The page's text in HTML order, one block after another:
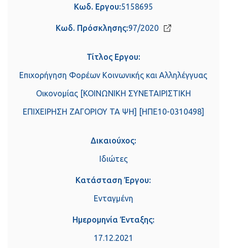
Κωδ. Εργου:5158695
Κωδ. Πρόσκλησης:97/2020
Τίτλος Εργου:
Επιχορήγηση Φορέων Κοινωνικής και Αλληλέγγυας
Οικονομίας [ΚΟΙΝΩΝΙΚΗ ΣΥΝΕΤΑΙΡΙΣΤΙΚΗ
ΕΠΙΧΕΙΡΗΣΗ ΖΑΓΟΡΙΟΥ ΤΑ ΨΗ] [ΗΠΕ10-0310498]
Δικαιούχος:
Ιδιώτες
Κατάσταση Έργου:
Ενταγμένη
Ημερομηνία Ένταξης:
17.12.2021